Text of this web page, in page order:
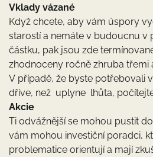
Vklady vázané
Když chcete, aby vám úspory
starostí a nemáte v budoucnu v
částku, pak jsou zde
zhodnoceny ročně zhruba třemi
V případě, že byste potřebovali
dříve, než uplyne lhůta,
Akcie
Ti odvážnější se mohou pustit
vám mohou investiční poradci,
problematice orientují a mají